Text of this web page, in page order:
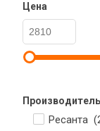
Цена
Производитель
Ресанта (